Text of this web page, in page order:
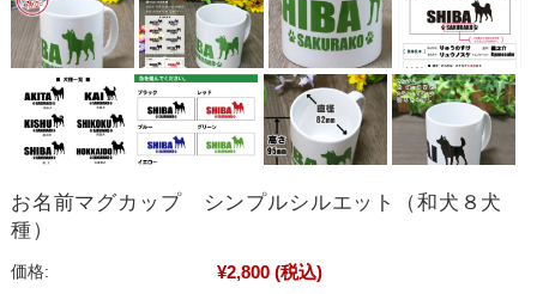
お名前マグカップ シンプルシルエット（和犬８犬
種）
価格: ¥2,800 (税込)